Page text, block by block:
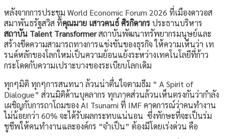
หลังจากการประชุม World Economic Forum 2026 ที่เมืองดาวอส
สมาพันธรัฐสวิส ที่คุณมาย เสาวคนธ์ ศิรกิดากรประธานบริหาร
สถาบัน Talent Transformerสถาบันพัฒนาทรัพยากรมนุษย์และ
สร้างขีดความสามารถทางการแข่งขันของธุรกิจ ให้ความเห็นว่า เท
รนด์หลักของโลกใหม่เป็นความย้อนแย้งระหว่างเทคโนโลยีที่ก้าว
กระโดดกับความเปราะบางของระเบียบโลกเดิม
ทุกๆมิติ ทุกๆการสนทนา ล้วนน่าตื่นใจตามธีม “ A Spirit of
Dialogue” ส่วนมิติด้านบุคลากร ทุกภาคส่วนล้วนเห็นตรงกันว่ากำลัง
เผชิญกับการถาโถมของ AI Tsunami ที่ IMF คาดการณ์ว่าคนทำงาน
ไม่น้อยกว่า 60% จะได้รับผลกระทบแน่นอน ซึ่งทักษะที่จะเป็นร่ม
ชูชีพให้คนทำงานและองค์กร “จำเป็น” ต้องมีโดยเร่งด่วน คือ